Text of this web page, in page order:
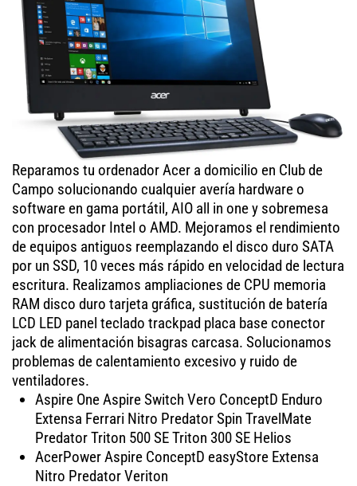
Reparamos tu ordenador Acer a domicilio en Club de
Campo solucionando cualquier avería hardware o
software en gama portátil, AIO all in one y sobremesa
con procesador Intel o AMD. Mejoramos el rendimiento
de equipos antiguos reemplazando el disco duro SATA
por un SSD, 10 veces más rápido en velocidad de lectura
escritura. Realizamos ampliaciones de CPU memoria
RAM disco duro tarjeta gráfica, sustitución de batería
LCD LED panel teclado trackpad placa base conector
jack de alimentación bisagras carcasa. Solucionamos
problemas de calentamiento excesivo y ruido de
ventiladores.
Aspire One Aspire Switch Vero ConceptD Enduro
Extensa Ferrari Nitro Predator Spin TravelMate
Predator Triton 500 SE Triton 300 SE Helios
AcerPower Aspire ConceptD easyStore Extensa
Nitro Predator Veriton